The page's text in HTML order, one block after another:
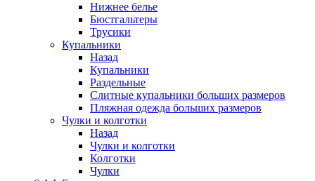
Нижнее белье
Бюстгальтеры
Трусики
Купальники
Назад
Купальники
Раздельные
Слитные купальники больших размеров
Пляжная одежда больших размеров
Чулки и колготки
Назад
Чулки и колготки
Колготки
Чулки